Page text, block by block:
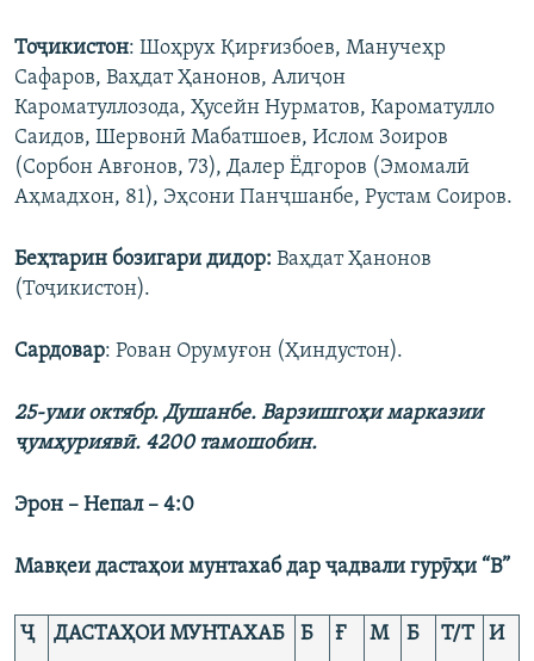
Тоҷикистон: Шоҳрух Қирғизбоев, Манучеҳр
Сафаров, Ваҳдат Ҳанонов, Алиҷон
Кароматуллозода, Ҳусейн Нурматов, Кароматулло
Саидов, Шервонӣ Мабатшоев, Ислом Зоиров
(Сорбон Авғонов, 73), Далер Ёдгоров (Эмомалӣ
Аҳмадхон, 81), Эҳсони Панҷшанбе, Рустам Соиров.
Беҳтарин бозигари дидор: Ваҳдат Ҳанонов
(Тоҷикистон).
Сардовар: Рован Орумуғон (Ҳиндустон).
25-уми октябр. Душанбе. Варзишгоҳи марказии
ҷумҳуриявӣ. 4200 тамошобин.
Эрон – Непал – 4:0
Мавқеи дастаҳои мунтахаб дар ҷадвали гурӯҳи “В”
Ҷ ДАСТАҲОИ МУНТАХАБ Б Ғ М Б Т/Т И